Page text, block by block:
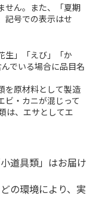
せん。また、「夏期
記号での表示はせ
生」「えび」「か
でいる場合に品目名
を原材料として製造
ビ・カニが混じって
は、エサとしてエ
道具類」はお届け
の環境により、実